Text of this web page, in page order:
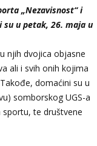
„Nezavisnost“ i
su u petak, 26. maja u
njih dvojica objasne
ali i svih onih kojima
domaćini su u
somborskog UGS-a
te društvene